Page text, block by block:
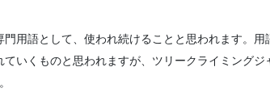
用語として、使われ続けることと思われます。用
いくものと思われますが、ツリークライミングジ